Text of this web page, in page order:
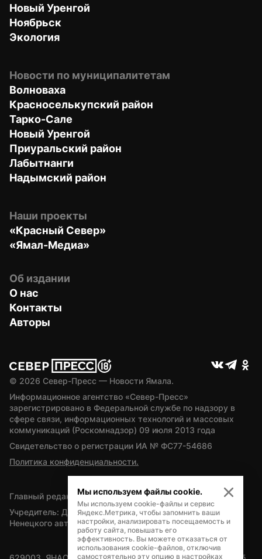
Новый Уренгой
Ноябрьск
Экология
Новости по муниципалитетам
Волноваха
Красноселькупский район
Тарко-Сале
Новый Уренгой
Приуральский район
Лабытнанги
Надымский район
Наши проекты
«Красный Север»
«Ямал-Медиа»
Об издании
О нас
Контакты
Авторы
© 2026 Север-Пресс — Новости Ямала.
Информационное агентство «Север-Пресс»
зарегистрировано в Федеральной службе по надзору в
сфере связи, информационных технологий и массовых
коммуникаций (Роскомнадзор) 09 июля 2013 года
Свидетельство о регистрации ИА № ФС77-54686
Политика конфиденциальности.
Главный редактор — А.Л. Поздеев
Учредитель: Департамент внутренней политики Ямало-
Ненецкого автономного округа
Мы используем файлы cookie.
Мы используем cookie-файлы и сервис
Яндекс.Метрика, чтобы запомнить ваши
настройки, анализировать посещаемость и
работу сайта, повышать его
эффективность. Вы можете отказаться от
использования cookie-файлов, отключив
самостоятельно эту опцию в настройках